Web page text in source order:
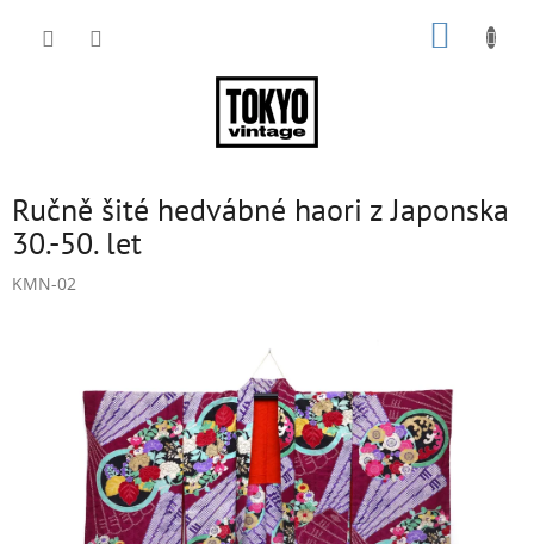
Ručně šité hedvábné haori z Japonska
30.-50. let
KMN-02